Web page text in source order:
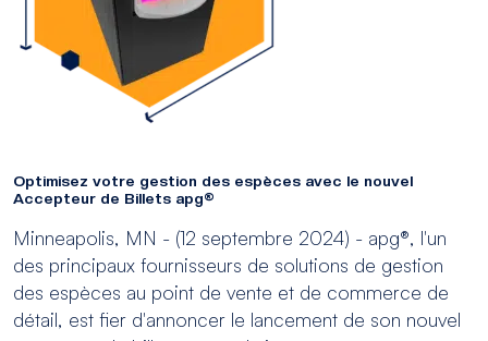
Optimisez votre gestion des espèces avec le nouvel
Accepteur de Billets apg®
Minneapolis, MN - (12 septembre 2024) - apg®, l'un
des principaux fournisseurs de solutions de gestion
des espèces au point de vente et de commerce de
détail, est fier d'annoncer le lancement de son nouvel